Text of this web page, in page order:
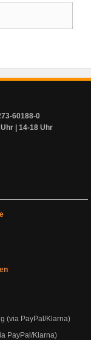
60188-0
| 14-18 Uhr
(via PayPal/Klarna)
PayPal/Klarna)